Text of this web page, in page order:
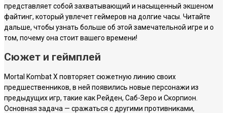
представляет собой захватывающий и насыщенный экшеном
файтинг, который увлечет геймеров на долгие часы. Читайте
дальше, чтобы узнать больше об этой замечательной игре и о
том, почему она стоит вашего времени!
Сюжет и геймплей
Mortal Kombat X повторяет сюжетную линию своих
предшественников, в ней появились новые персонажи из
предыдущих игр, такие как Рейден, Саб-Зеро и Скорпион.
Основная задача — сражаться с другими противниками,